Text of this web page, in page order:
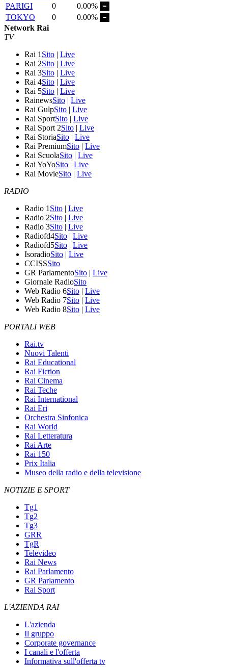
PARIGI
0
0.00%
TOKYO
0
0.00%
Network Rai
TV
Rai 1 Sito | Live
Rai 2Sito | Live
Rai 3Sito | Live
Rai 4Sito | Live
Rai 5Sito | Live
RainewsSito | Live
Rai GulpSito | Live
Rai SportSito | Live
Rai Sport 2Sito | Live
Rai StoriaSito | Live
Rai PremiumSito | Live
Rai ScuolaSito | Live
Rai YoYoSito | Live
Rai MovieSito | Live
RADIO
Radio 1 Sito | Live
Radio 2Sito | Live
Radio 3Sito | Live
Radiofd4Sito | Live
Radiofd5Sito | Live
IsoradioSito | Live
CCISSSito
GR ParlamentoSito | Live
Giornale RadioSito
Web Radio 6Sito | Live
Web Radio 7Sito | Live
Web Radio 8Sito | Live
PORTALI WEB
Rai.tv
Nuovi Talenti
Rai Educational
Rai Fiction
Rai Cinema
Rai Teche
Rai International
Rai Eri
Orchestra Sinfonica
Rai World
Rai Letteratura
Rai Arte
Rai 150
Prix Italia
Museo della radio e della televisione
NOTIZIE E SPORT
Tg1
Tg2
Tg3
GRR
TgR
Televideo
Rai News
Rai Parlamento
GR Parlamento
Rai Sport
L'AZIENDA RAI
L'azienda
Il gruppo
Corporate governance
I canali e l'offerta
Informativa sull'offerta tv